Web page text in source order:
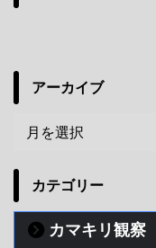
アーカイブ
カテゴリー
カマキリ観察